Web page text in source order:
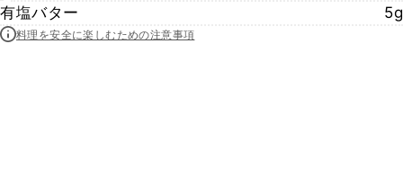
有塩バター
5g
料理を安全に楽しむための注意事項